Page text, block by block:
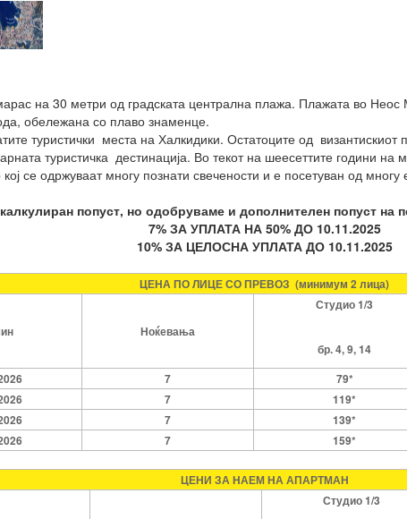
на 30 метри од градската централна плажа. Плажата во
обележана со плаво знаменце.
туристички места на Халкидики. Остатоците од
туристичка дестинација. Во текот на шеесеттите години
се одржуваат многу познати свечености и е посетуван од многу
попуст, но одобруваме и дополнителен попуст на
7% ЗА УПЛАТА НА 50% ДО 10.11.2025
10% ЗА ЦЕЛОСНА УПЛАТА ДО 10.11.2025
ЦЕНА ПО ЛИЦЕ СО ПРЕВОЗ (минимум 2 лица)
Ноќевања
Студио 1/3
бр. 4, 9, 14
7 79*
7 119*
7 139*
7 159*
ЦЕНИ ЗА НАЕМ НА АПАРТМАН
Студио 1/3